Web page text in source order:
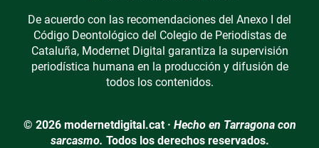
De acuerdo con las recomendaciones del Anexo I del
Código Deontológico del Colegio de Periodistas de
Cataluña, Modernet Digital garantiza la supervisión
periodística humana en la producción y difusión de
todos los contenidos.
© 2026 modernetdigital.cat · Hecho en Tarragona con
sarcasmo. Todos los derechos reservados.